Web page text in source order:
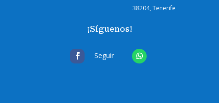
38204, Tenerife
¡Síguenos!
Seguir